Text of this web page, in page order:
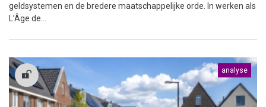
geldsystemen en de bredere maatschappelijke orde. In werken als
L’Âge de...
analyse